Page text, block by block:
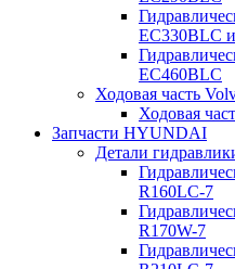
EC330BLC
EC460BLC
Ходовая часть
Ходовая
Запчасти HYUNDAI
Детали
R160LC-7
R170W-7